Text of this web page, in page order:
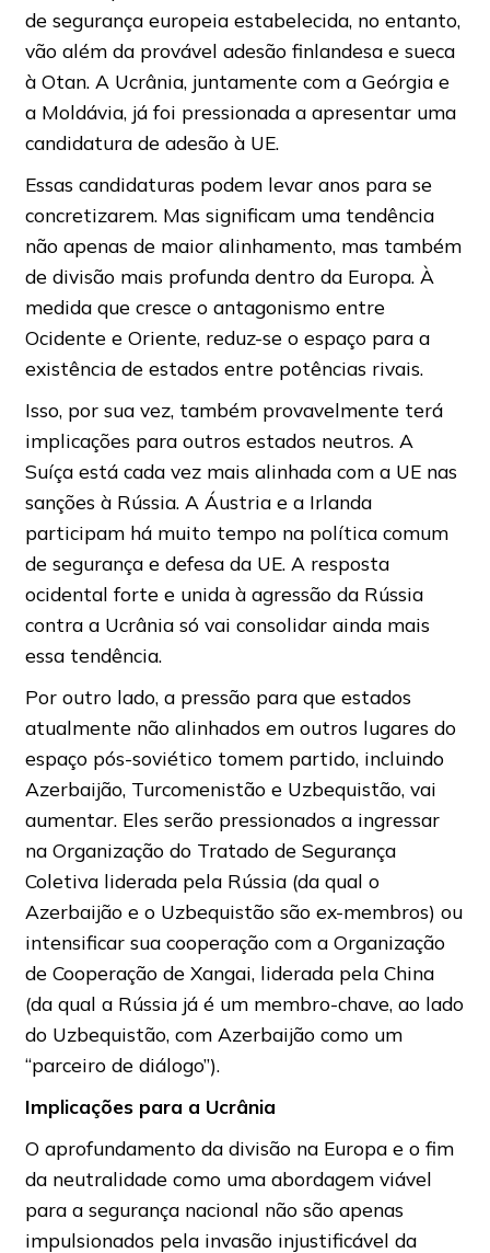
de segurança europeia estabelecida, no entanto,
vão além da provável adesão finlandesa e sueca
à Otan. A Ucrânia, juntamente com a Geórgia e
a Moldávia, já foi pressionada a apresentar uma
candidatura de adesão à UE.
Essas candidaturas podem levar anos para se
concretizarem. Mas significam uma tendência
não apenas de maior alinhamento, mas também
de divisão mais profunda dentro da Europa. À
medida que cresce o antagonismo entre
Ocidente e Oriente, reduz-se o espaço para a
existência de estados entre potências rivais.
Isso, por sua vez, também provavelmente terá
implicações para outros estados neutros. A
Suíça está cada vez mais alinhada com a UE nas
sanções à Rússia. A Áustria e a Irlanda
participam há muito tempo na política comum
de segurança e defesa da UE. A resposta
ocidental forte e unida à agressão da Rússia
contra a Ucrânia só vai consolidar ainda mais
essa tendência.
Por outro lado, a pressão para que estados
atualmente não alinhados em outros lugares do
espaço pós-soviético tomem partido, incluindo
Azerbaijão, Turcomenistão e Uzbequistão, vai
aumentar. Eles serão pressionados a ingressar
na Organização do Tratado de Segurança
Coletiva liderada pela Rússia (da qual o
Azerbaijão e o Uzbequistão são ex-membros) ou
intensificar sua cooperação com a Organização
de Cooperação de Xangai, liderada pela China
(da qual a Rússia já é um membro-chave, ao lado
do Uzbequistão, com Azerbaijão como um
“parceiro de diálogo”).
Implicações para a Ucrânia
O aprofundamento da divisão na Europa e o fim
da neutralidade como uma abordagem viável
para a segurança nacional não são apenas
impulsionados pela invasão injustificável da